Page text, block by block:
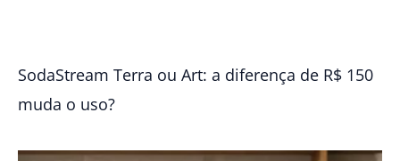
SodaStream Terra ou Art: a diferença de R$ 150
muda o uso?